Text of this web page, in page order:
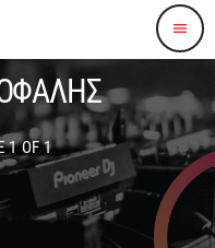
menu
1 OF 1